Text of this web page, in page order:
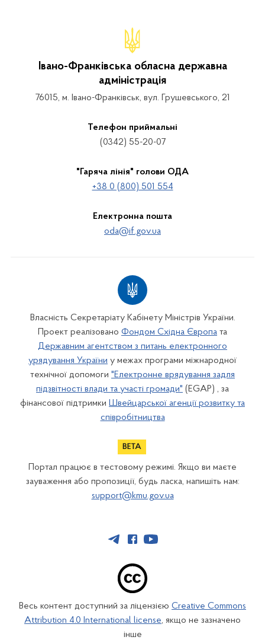
Івано-Франківська обласна державна
адміністрація
76015, м. Івано-Франківськ, вул. Грушевського, 21
Телефон приймальні
(0342) 55-20-07
"Гаряча лінія" голови ОДА
+38 0 (800) 501 554
Електронна пошта
oda@if.gov.ua
Власність Секретаріату Кабінету Міністрів України.
Проект реалізовано Фондом Східна Європа та
Державним агентством з питань електронного
урядування України у межах програми міжнародної
технічної допомоги "Електронне врядування задля
підзвітності влади та участі громади" (EGAP) , за
фінансової підтримки Швейцарської агенції розвитку та
співробітництва
Портал працює в тестовому режимі. Якщо ви маєте
зауваження або пропозиції, будь ласка, напишіть нам:
support@kmu.gov.ua
Весь контент доступний за ліцензією Creative Commons
Attribution 4.0 International license, якщо не зазначено
інше